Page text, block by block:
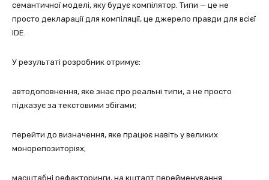
семантичної моделі, яку будує компілятор. Типи — це не
просто декларації для компіляції, це джерело правди для всієї
IDE.
У результаті розробник отримує:
автодоповнення, яке знає про реальні типи, а не просто
підказує за текстовими збігами;
перейти до визначення, яке працює навіть у великих
монорепозиторіях;
масштабні рефакторинги, на кшталт перейменування